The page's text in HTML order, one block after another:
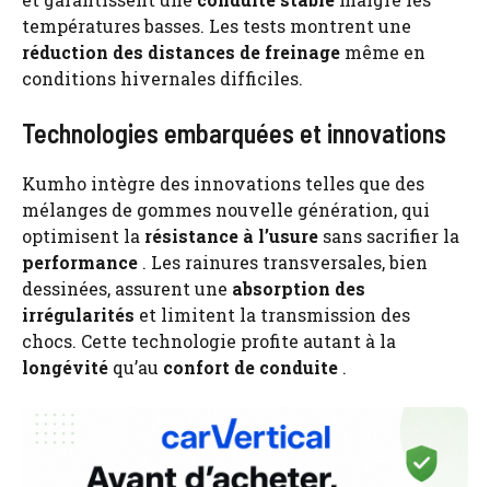
températures basses. Les tests montrent une
réduction des distances de freinage même en
conditions hivernales difficiles.
Technologies embarquées et innovations
Kumho intègre des innovations telles que des
mélanges de gommes nouvelle génération, qui
optimisent la résistance à l’usure sans sacrifier la
performance . Les rainures transversales, bien
dessinées, assurent une absorption des
irrégularités et limitent la transmission des
chocs. Cette technologie profite autant à la
longévité qu’au confort de conduite .